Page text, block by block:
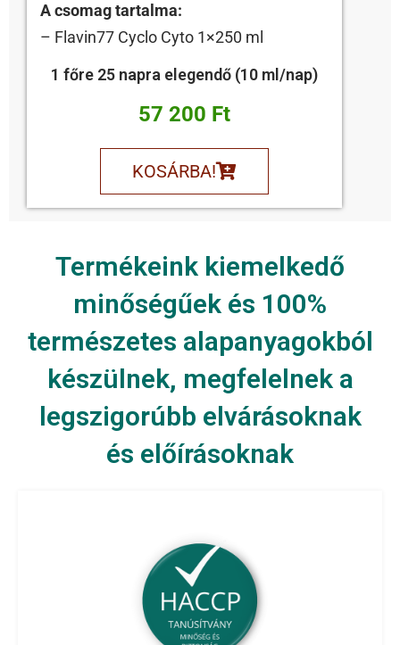
A csomag tartalma:
– Flavin77 Cyclo Cyto 1×250 ml
1 főre 25 napra elegendő (10 ml/nap)
57 200 Ft
KOSÁRBA!
Termékeink kiemelkedő
minőségűek és 100%
természetes alapanyagokból
készülnek, megfelelnek a
legszigorúbb elvárásoknak
és előírásoknak